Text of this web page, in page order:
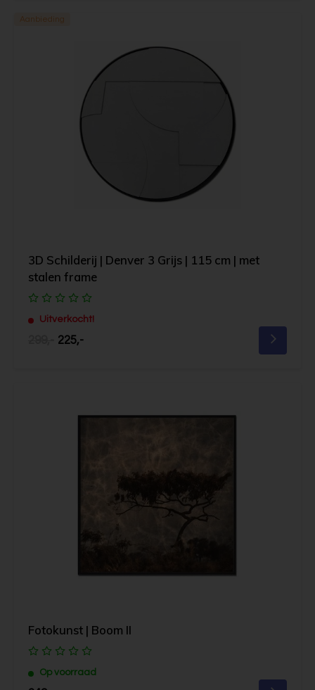
Aanbieding
3D Schilderij | Denver 3 Grijs | 115 cm | met
stalen frame
Uitverkocht!
225,-
Fotokunst | Boom II
Op voorraad